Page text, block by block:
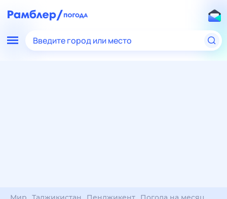
Введите город или место